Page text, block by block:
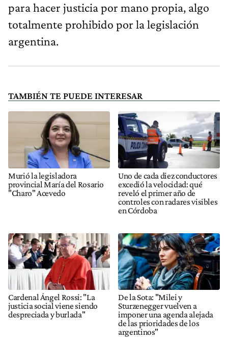
para hacer justicia por mano propia, algo
totalmente prohibido por la legislación
argentina.
TAMBIÉN TE PUEDE INTERESAR
Murió la legisladora
provincial María del Rosario
"Charo" Acevedo
Uno de cada diez conductores
excedió la velocidad: qué
reveló el primer año de
controles con radares visibles
en Córdoba
Cardenal Ángel Rossi: "La
justicia social viene siendo
despreciada y burlada"
De la Sota: "Milei y
Sturzenegger vuelven a
imponer una agenda alejada
de las prioridades de los
argentinos"